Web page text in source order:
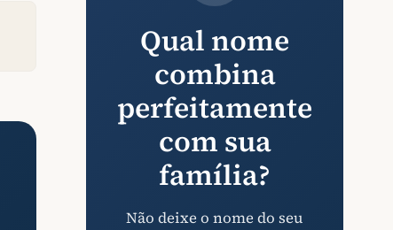
Qual nome
combina
perfeitamente
com sua
família?
Não deixe o nome do seu